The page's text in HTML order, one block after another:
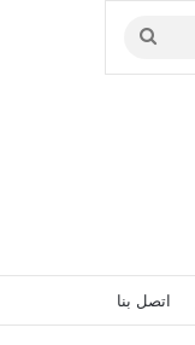
بحث
عن
اتصل بنا